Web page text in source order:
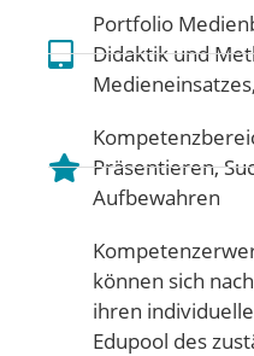
Portfolio
Didaktik und
Medieneinsatzes,
Präsentieren,
Aufbewahren
können sich
ihren
Edupool des